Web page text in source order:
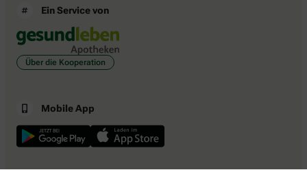
Ein Service von
Über die Kooperation
Mobile App